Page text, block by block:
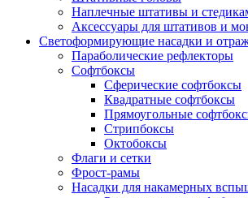
Наплечные штативы и
Аксессуары для штативов и
Светоформирующие насадки и
Параболические рефлекторы
Софтбоксы
Сферические софтбоксы
Квадратные софтбоксы
Прямоугольные
Стрипбоксы
Октобоксы
Флаги и сетки
Фрост-рамы
Насадки для накамерных